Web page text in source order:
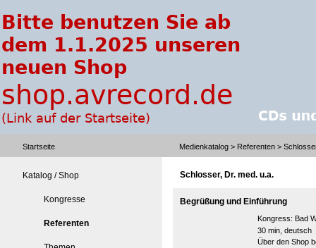
Startseite Medienkatalog > Referenten >
Katalog / Shop
Kongresse
Referenten
Schlosser, Dr. med. u.a.
Begrüßung und Einführung
Kongress: Bad
30 min, deutsch
Über den Shop